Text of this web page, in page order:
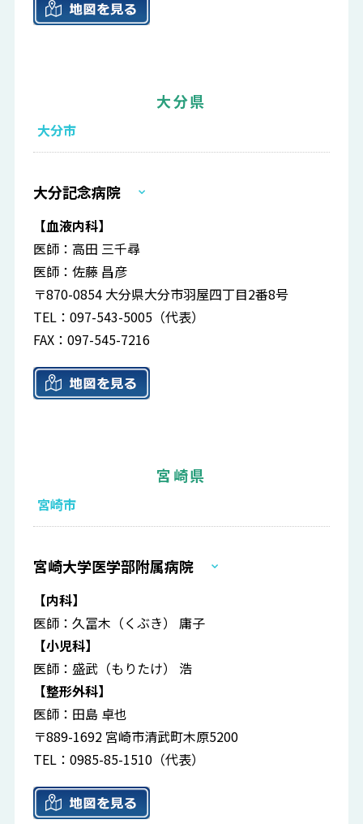
大分県
大分市
大分記念病院
【血液内科】
医師：高田 三千尋
医師：佐藤 昌彦
〒870-0854 大分県大分市羽屋四丁目2番8号
TEL：097-543-5005（代表）
FAX：097-545-7216
宮崎県
宮崎市
宮崎大学医学部附属病院
【内科】
医師：久冨木（くぶき） 庸子
【小児科】
医師：盛武（もりたけ） 浩
【整形外科】
医師：田島 卓也
〒889-1692 宮崎市清武町木原5200
TEL：0985-85-1510（代表）